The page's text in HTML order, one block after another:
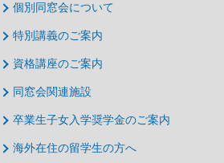
個別同窓会について
特別講義のご案内
資格講座のご案内
同窓会関連施設
卒業生子女入学奨学金のご案内
海外在住の留学生の方へ